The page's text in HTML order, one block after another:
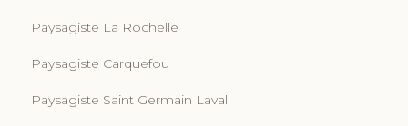
Paysagiste La Rochelle
Paysagiste Carquefou
Paysagiste Saint Germain Laval